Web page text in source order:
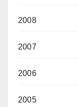
2008
2007
2006
2005